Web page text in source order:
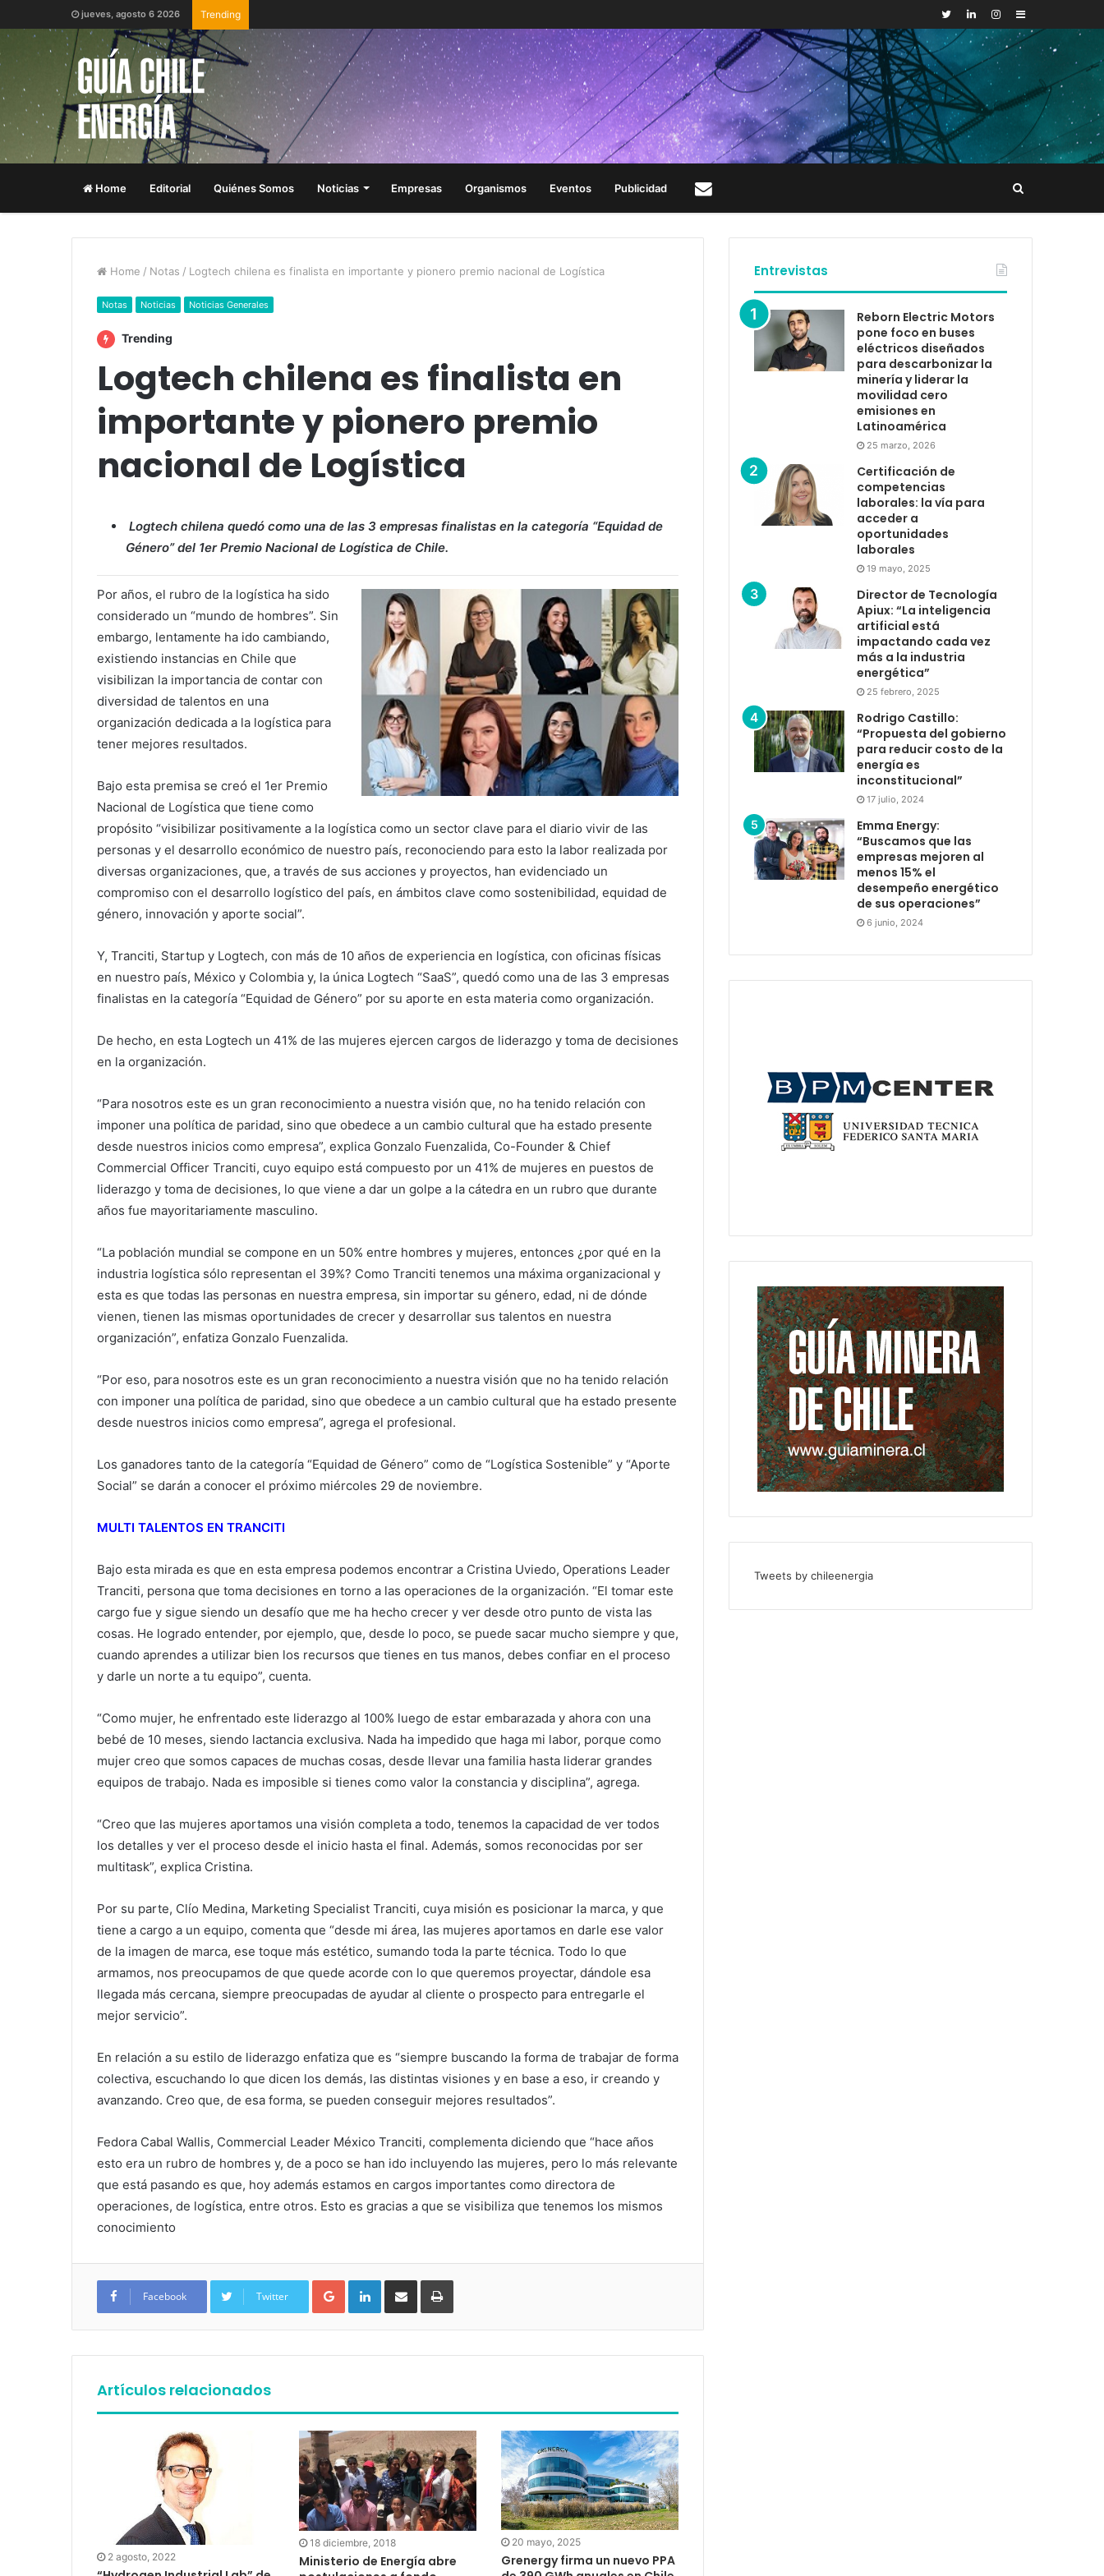
jueves, agosto 6 2026 Trending Sidebar
Home Editorial Quiénes Somos Noticias Empresas Organismos Eventos Publicidad
Home / Notas / Logtech chilena es finalista en importante y pionero premio nacional de Logística
Notas Noticias Noticias Generales
Trending
Logtech chilena es finalista en
importante y pionero premio
nacional de Logística
Logtech chilena quedó como una de las 3 empresas finalistas en la categoría “Equidad de
Género” del 1er Premio Nacional de Logística de Chile.
Por años, el rubro de la logística ha sido
considerado un “mundo de hombres”. Sin
embargo, lentamente ha ido cambiando,
existiendo instancias en Chile que
visibilizan la importancia de contar con
diversidad de talentos en una
organización dedicada a la logística para
tener mejores resultados.
Bajo esta premisa se creó el 1er Premio
Nacional de Logística que tiene como
propósito “visibilizar positivamente a la logística como un sector clave para el diario vivir de las
personas y el desarrollo económico de nuestro país, reconociendo para esto la labor realizada por
diversas organizaciones, que, a través de sus acciones y proyectos, han evidenciado un
compromiso con el desarrollo logístico del país, en ámbitos clave como sostenibilidad, equidad de
género, innovación y aporte social”.
Y, Tranciti, Startup y Logtech, con más de 10 años de experiencia en logística, con oficinas físicas
en nuestro país, México y Colombia y, la única Logtech “SaaS”, quedó como una de las 3 empresas
finalistas en la categoría “Equidad de Género” por su aporte en esta materia como organización.
De hecho, en esta Logtech un 41% de las mujeres ejercen cargos de liderazgo y toma de decisiones
en la organización.
“Para nosotros este es un gran reconocimiento a nuestra visión que, no ha tenido relación con
imponer una política de paridad, sino que obedece a un cambio cultural que ha estado presente
desde nuestros inicios como empresa”, explica Gonzalo Fuenzalida, Co-Founder & Chief
Commercial Officer Tranciti, cuyo equipo está compuesto por un 41% de mujeres en puestos de
liderazgo y toma de decisiones, lo que viene a dar un golpe a la cátedra en un rubro que durante
años fue mayoritariamente masculino.
“La población mundial se compone en un 50% entre hombres y mujeres, entonces ¿por qué en la
industria logística sólo representan el 39%? Como Tranciti tenemos una máxima organizacional y
esta es que todas las personas en nuestra empresa, sin importar su género, edad, ni de dónde
vienen, tienen las mismas oportunidades de crecer y desarrollar sus talentos en nuestra
organización”, enfatiza Gonzalo Fuenzalida.
“Por eso, para nosotros este es un gran reconocimiento a nuestra visión que no ha tenido relación
con imponer una política de paridad, sino que obedece a un cambio cultural que ha estado presente
desde nuestros inicios como empresa”, agrega el profesional.
Los ganadores tanto de la categoría “Equidad de Género” como de “Logística Sostenible” y “Aporte
Social” se darán a conocer el próximo miércoles 29 de noviembre.
MULTI TALENTOS EN TRANCITI
Bajo esta mirada es que en esta empresa podemos encontrar a Cristina Uviedo, Operations Leader
Tranciti, persona que toma decisiones en torno a las operaciones de la organización. “El tomar este
cargo fue y sigue siendo un desafío que me ha hecho crecer y ver desde otro punto de vista las
cosas. He logrado entender, por ejemplo, que, desde lo poco, se puede sacar mucho siempre y que,
cuando aprendes a utilizar bien los recursos que tienes en tus manos, debes confiar en el proceso
y darle un norte a tu equipo”, cuenta.
“Como mujer, he enfrentado este liderazgo al 100% luego de estar embarazada y ahora con una
bebé de 10 meses, siendo lactancia exclusiva. Nada ha impedido que haga mi labor, porque como
mujer creo que somos capaces de muchas cosas, desde llevar una familia hasta liderar grandes
equipos de trabajo. Nada es imposible si tienes como valor la constancia y disciplina”, agrega.
“Creo que las mujeres aportamos una visión completa a todo, tenemos la capacidad de ver todos
los detalles y ver el proceso desde el inicio hasta el final. Además, somos reconocidas por ser
multitask”, explica Cristina.
Por su parte, Clío Medina, Marketing Specialist Tranciti, cuya misión es posicionar la marca, y que
tiene a cargo a un equipo, comenta que “desde mi área, las mujeres aportamos en darle ese valor
de la imagen de marca, ese toque más estético, sumando toda la parte técnica. Todo lo que
armamos, nos preocupamos de que quede acorde con lo que queremos proyectar, dándole esa
llegada más cercana, siempre preocupadas de ayudar al cliente o prospecto para entregarle el
mejor servicio”.
En relación a su estilo de liderazgo enfatiza que es “siempre buscando la forma de trabajar de forma
colectiva, escuchando lo que dicen los demás, las distintas visiones y en base a eso, ir creando y
avanzando. Creo que, de esa forma, se pueden conseguir mejores resultados”.
Fedora Cabal Wallis, Commercial Leader México Tranciti, complementa diciendo que “hace años
esto era un rubro de hombres y, de a poco se han ido incluyendo las mujeres, pero lo más relevante
que está pasando es que, hoy además estamos en cargos importantes como directora de
operaciones, de logística, entre otros. Esto es gracias a que se visibiliza que tenemos los mismos
conocimiento
Facebook Twitter
Google+ LinkedIn
Artículos relacionados
2 agosto, 2022
18 diciembre, 2018
Ministerio de Energía abre
20 mayo, 2025
Grenergy firma un nuevo PPA
Entrevistas
Reborn Electric Motors
pone foco en buses
eléctricos diseñados
para descarbonizar la
minería y liderar la
movilidad cero
emisiones en
Latinoamérica
25 marzo, 2026
Certificación de
competencias
laborales: la vía para
acceder a
oportunidades
laborales
19 mayo, 2025
Director de Tecnología
Apiux: “La inteligencia
artificial está
impactando cada vez
más a la industria
energética”
25 febrero, 2025
Rodrigo Castillo:
“Propuesta del gobierno
para reducir costo de la
energía es
inconstitucional”
17 julio, 2024
Emma Energy:
“Buscamos que las
empresas mejoren al
menos 15% el
desempeño energético
de sus operaciones”
6 junio, 2024
Tweets by chileenergia